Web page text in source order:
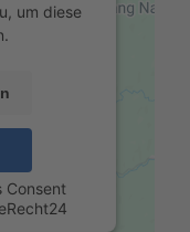
um diese
Consent
eRecht24